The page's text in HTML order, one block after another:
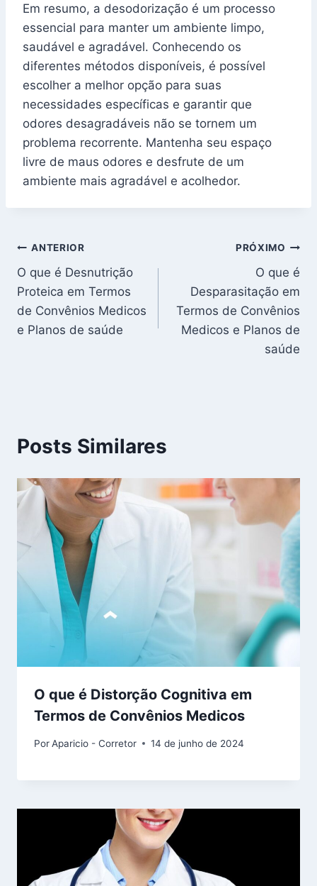
Em resumo, a desodorização é um processo
essencial para manter um ambiente limpo,
saudável e agradável. Conhecendo os
diferentes métodos disponíveis, é possível
escolher a melhor opção para suas
necessidades específicas e garantir que
odores desagradáveis não se tornem um
problema recorrente. Mantenha seu espaço
livre de maus odores e desfrute de um
ambiente mais agradável e acolhedor.
Navegação
de
Post
ANTERIOR
O que é Desnutrição
Proteica em Termos
de Convênios Medicos
e Planos de saúde
PRÓXIMO
O que é
Desparasitação em
Termos de Convênios
Medicos e Planos de
saúde
Posts Similares
O que é Distorção Cognitiva em
Termos de Convênios Medicos
PorAparicio - Corretor 14 de junho de 2024